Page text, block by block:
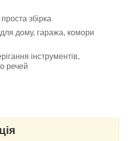
збірка
для дому, гаража, комори
інструментів,
речей